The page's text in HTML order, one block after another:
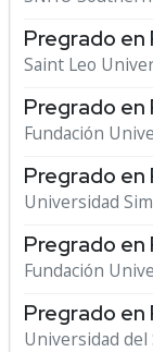
Pregrado en
Saint Leo
Pregrado en
Fundación
Pregrado en
Universidad
Pregrado en
Fundación
Pregrado en
Universidad del